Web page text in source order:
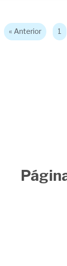
« Anterior 1